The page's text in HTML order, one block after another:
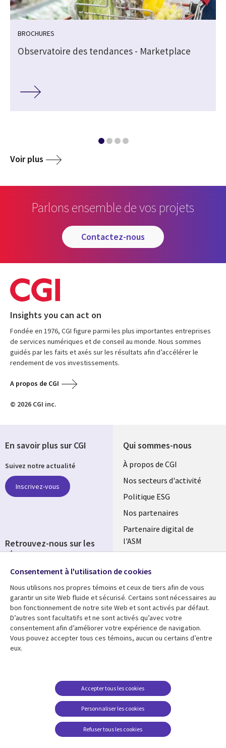
BROCHURES
Observatoire des tendances - Marketplace
Voir plus
Parlons ensemble de vos projets
contactez-nous
Insights you can act on
Fondée en 1976, CGI figure parmi les plus importantes entreprises
de services numériques et de conseil au monde. Nous sommes
guidés par les faits et axés sur les résultats afin d’accélérer le
rendement de vos investissements.
A propos de CGI
© 2026 CGI inc.
Qui sommes-nous
Useful
links
FRANCE
À propos de CGI
Nos secteurs d'activité
Politique ESG
Nos partenaires
Partenaire digital de
l'ASM
Fusions
Ressources
Library
Links
Articles
Blog
Support
Legal
Accessibilité
conditions juridiques
FAQ Carrières
Centre de gestion des
témoins
En savoir plus sur CGI
Suivez notre actualité
Inscrivez-vous
Retrouvez-nous sur les
réseaux
Social
Media
FRANCE
Consentement à l'utilisation de cookies
Nous utilisons nos propres témoins et ceux de tiers afin de vous
garantir un site Web fluide et sécurisé. Certains sont nécessaires au
bon fonctionnement de notre site Web et sont activés par défaut.
D’autres sont facultatifs et ne sont activés qu’avec votre
consentement afin d’améliorer votre expérience de navigation.
Vous pouvez accepter tous ces témoins, aucun ou certains d’entre
eux.
Personnaliser les cookies
Accepter tous les cookies
Refuser tous les cookies